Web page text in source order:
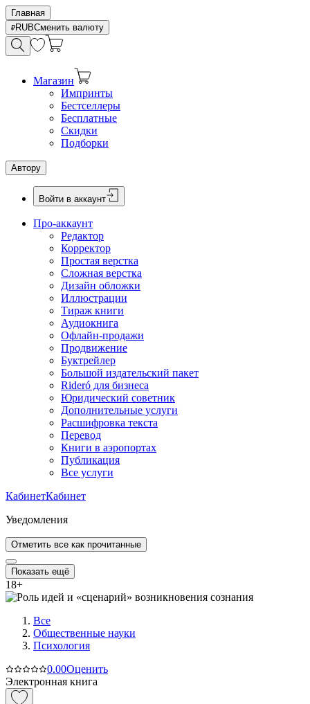
Главная
RUBСменить валюту
Магазин
Импринты
Бестселлеры
Бесплатные
Скидки
Подборки
Автору
Войти в аккаунт
Про-аккаунт
Редактор
Корректор
Простая верстка
Сложная верстка
Дизайн обложки
Иллюстрации
Тираж книги
Аудиокнига
Офлайн-продажи
Продвижение
Буктрейлер
Большой издательский пакет
Rideró для бизнеса
Юридический советник
Дополнительные услуги
Расшифровка текста
Перевод
Книги в аэропортах
Публикация
Все услуги
КабинетКабинет
Уведомления
Отметить все как прочитанные
Показать ещё
18+
Все
Общественные науки
Психология
0.00Оценить
Электронная книга